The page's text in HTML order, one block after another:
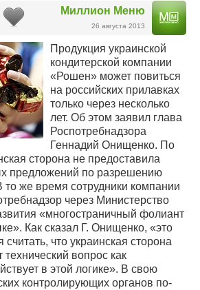
Миллион Меню
26 августа 2013
Продукция украинской
кондитерской компании
«Рошен» может повиться
на российских прилавках
только через несколько
лет. Об этом заявил глава
Роспотребнадзора
Геннадий Онищенко. По
сторона не предоставила
предложений по разрешению
то же время сотрудники компании
через Министерство
«многостраничный фолиант
Как сказал Г. Онищенко, «это
считать, что украинская сторона
технический вопрос как
в этой логике». В свою
контролирующих органов по-